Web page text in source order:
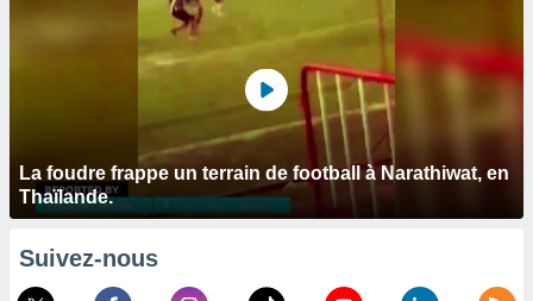
La foudre frappe un terrain de football à Narathiwat, en
Thaïlande.
Suivez-nous